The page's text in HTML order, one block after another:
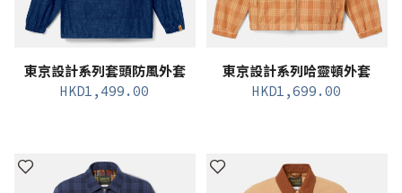
東京設計系列套頭防風外套
HKD1,499.00
東京設計系列哈靈頓外套
HKD1,699.00